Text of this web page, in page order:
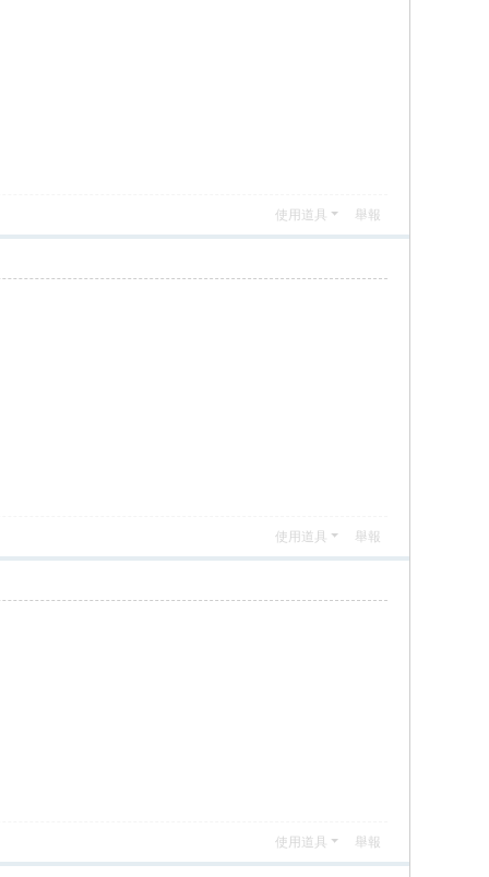
使用道具 舉報
使用道具 舉報
使用道具 舉報